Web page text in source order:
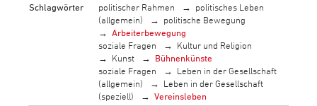
Schlagwörter
politischer Rahmen
politisches Leben
(allgemein)
politische Bewegung
Arbeiterbewegung
soziale Fragen
Kultur und Religion
Kunst
Bühnenkünste
soziale Fragen
Leben in der Gesellschaft
(allgemein)
Leben in der Gesellschaft
(speziell)
Vereinsleben